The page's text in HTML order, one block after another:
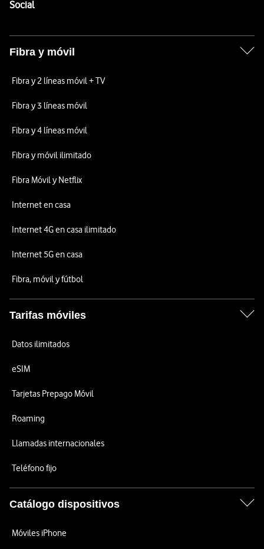
SocialEnlaces a las redes sociales de Vodafone
Fibra y móvil
Fibra y 2 líneas móvil + TV
Fibra y 3 líneas móvil
Fibra y 4 líneas móvil
Fibra y móvil ilimitado
Fibra Móvil y Netflix
Internet en casa
Internet 4G en casa ilimitado
Internet 5G en casa
Fibra, móvil y fútbol
Tarifas móviles
Datos ilimitados
eSIM
Tarjetas Prepago Móvil
Roaming
Llamadas internacionales
Teléfono fijo
Catálogo dispositivos
Móviles iPhone